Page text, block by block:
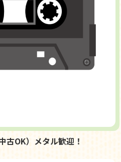
古OK）メタル歓迎！